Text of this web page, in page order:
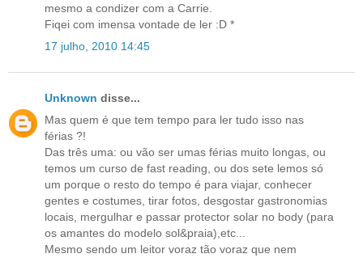
mesmo a condizer com a Carrie.
Fiqei com imensa vontade de ler :D *
17 julho, 2010 14:45
Unknown disse...
Mas quem é que tem tempo para ler tudo isso nas
férias ?!
Das três uma: ou vão ser umas férias muito longas, ou
temos um curso de fast reading, ou dos sete lemos só
um porque o resto do tempo é para viajar, conhecer
gentes e costumes, tirar fotos, desgostar gastronomias
locais, mergulhar e passar protector solar no body (para
os amantes do modelo sol&praia),etc...
Mesmo sendo um leitor voraz tão voraz que nem